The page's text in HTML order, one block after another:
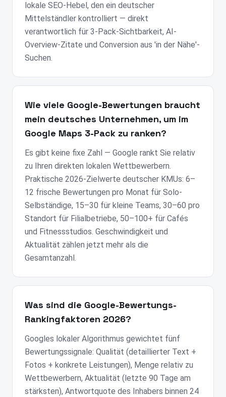
lokale SEO-Hebel, den ein deutscher
Mittelständler kontrolliert — direkt
verantwortlich für 3-Pack-Sichtbarkeit, AI-
Overview-Zitate und Conversion aus 'in der Nähe'-
Suchen.
Wie viele Google-Bewertungen braucht
mein deutsches Unternehmen, um im
Google Maps 3-Pack zu ranken?
Es gibt keine fixe Zahl — Google rankt Sie relativ
zu Ihren direkten lokalen Wettbewerbern.
Praktische 2026-Zielwerte deutscher KMUs: 6–
12 frische Bewertungen pro Monat für Solo-
Selbständige, 15–30 für kleine Teams, 30–60 pro
Standort für Filialbetriebe, 50–100+ für Cafés
und Fitnessstudios. Geschwindigkeit und
Aktualität zählen jetzt mehr als die
Gesamtanzahl.
Was sind die Google-Bewertungs-
Rankingfaktoren 2026?
Googles lokaler Algorithmus gewichtet fünf
Bewertungssignale: Qualität (detaillierter Text +
Fotos + konkrete Leistungen), Menge relativ zu
Wettbewerbern, Aktualität (letzte 90 Tage am
stärksten), Antwortquote des Inhabers binnen 24